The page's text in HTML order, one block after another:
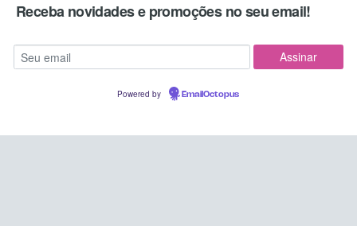
Receba novidades e promoções no seu email!
Powered by EmailOctopus